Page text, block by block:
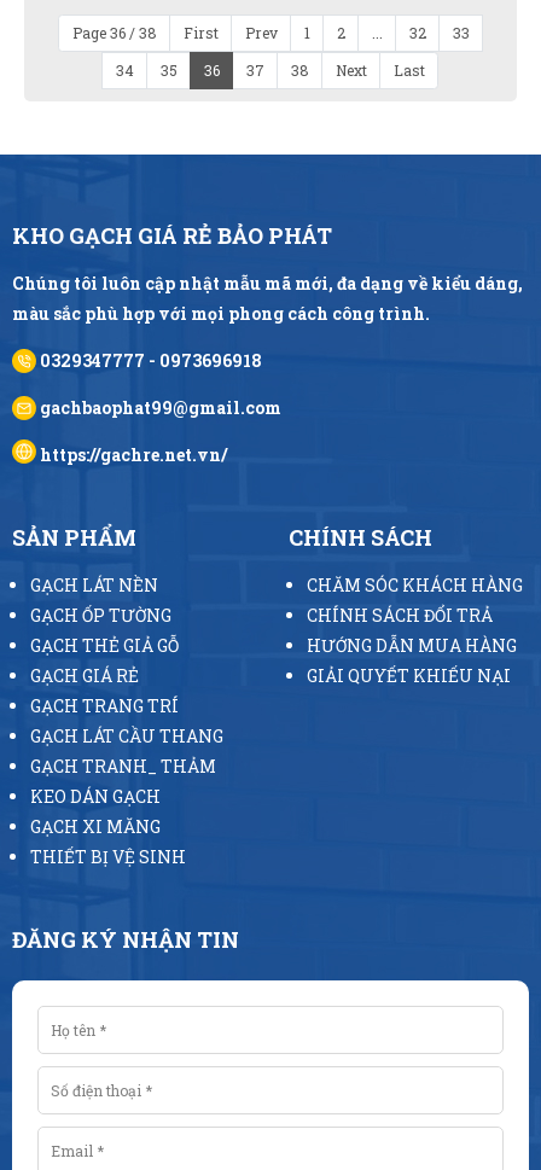
Page 36 / 38 First Prev 1 2 ... 32
33
34
35 36 37 38 Next Last
KHO GẠCH GIÁ RẺ BẢO PHÁT
Chúng tôi luôn cập nhật mẫu mã mới, đa dạng về kiểu dáng,
màu sắc phù hợp với mọi phong cách công trình.
0329347777 - 0973696918
gachbaophat99@gmail.com
https://gachre.net.vn/
SẢN PHẨM
GẠCH LÁT NỀN
GẠCH ỐP TƯỜNG
GẠCH THẺ GIẢ GỖ
GẠCH GIÁ RẺ
GẠCH TRANG TRÍ
GẠCH LÁT CẦU THANG
GẠCH TRANH_ THẢM
KEO DÁN GẠCH
GẠCH XI MĂNG
THIẾT BỊ VỆ SINH
CHÍNH SÁCH
CHĂM SÓC KHÁCH HÀNG
CHÍNH SÁCH ĐỔI TRẢ
HƯỚNG DẪN MUA HÀNG
GIẢI QUYẾT KHIẾU NẠI
ĐĂNG KÝ NHẬN TIN